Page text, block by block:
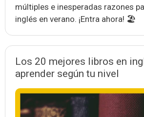
múltiples e inesperadas razones
inglés en verano. ¡Entra ahora! 🏖
Los 20 mejores libros en
aprender según tu nivel